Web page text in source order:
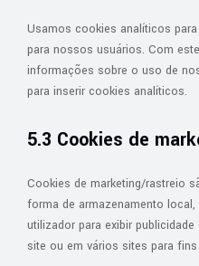
Usamos cookies analíticos
para nossos usuários. Com
informações sobre o uso de
para inserir cookies analíticos.
5.3 Cookies de
Cookies de marketing/rastreio
forma de armazenamento
utilizador para exibir
site ou em vários sites para